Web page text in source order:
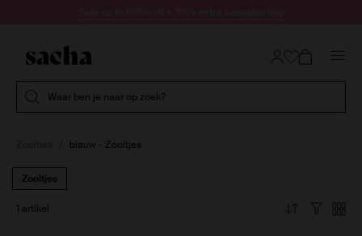
Waar ben je naar op zoek?
blauw - Zooltjes
Zooltjes
1 artikel